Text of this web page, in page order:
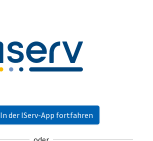
In der IServ-App fortfahren